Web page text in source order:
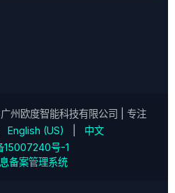
广州欧度智能科技有限公司
| 专注
English (US)
中文
15007240号-1
备案管理系统